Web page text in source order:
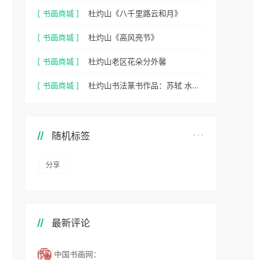
[ 书画商城 ] 杜灼山《八千里路云和月》
[ 书画商城 ] 杜灼山《高风亮节》
[ 书画商城 ] 杜灼山老区花朵分外馨
[ 书画商城 ] 杜灼山书法篆书作品：苏轼 水调歌头
随机标签
分享
最新评论
中国书画网：